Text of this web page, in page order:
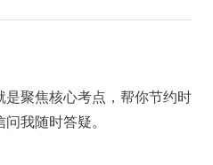
聚焦核心考点，帮你节约时
我随时答疑。